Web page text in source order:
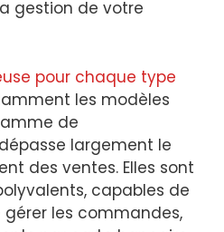
gestion de votre
pour chaque type
les modèles
de
largement le
des ventes. Elles sont
capables de
gérer les commandes,